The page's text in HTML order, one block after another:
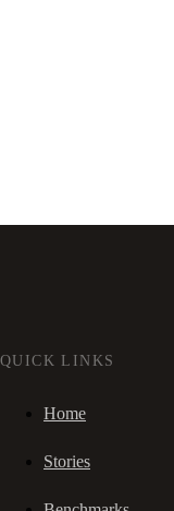
QUICK LINKS
Home
Stories